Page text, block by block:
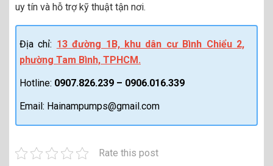
uy tín và hỗ trợ kỹ thuật tận nơi.
Địa chỉ: 13 đường 1B, khu dân cư Bình Chiểu 2,
phường Tam Bình, TPHCM.
Hotline: 0907.826.239 – 0906.016.339
Email: Hainampumps@gmail.com
Rate this post